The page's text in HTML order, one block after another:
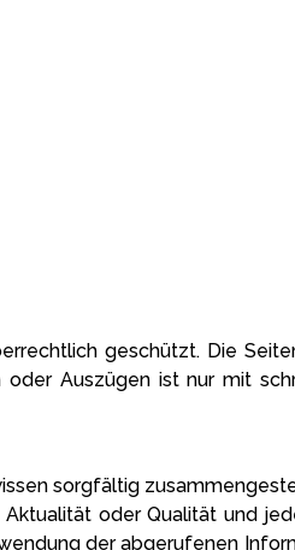
geschützt. Die
Auszügen ist nur mit
sorgfältig
oder Qualität und
der abgerufenen